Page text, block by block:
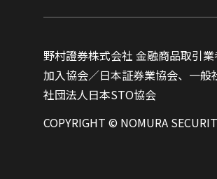
野村證券株式会社 金融商品取引
加入協会／日本証券業協会、一
社団法人日本STO協会
COPYRIGHT © NOMURA